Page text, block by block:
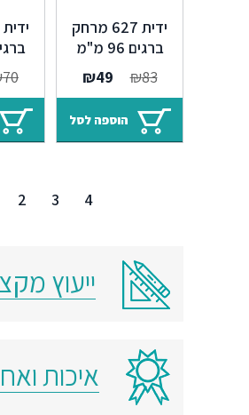
ידית 627 מרחק
ברגים 96 מ"מ
אייבורי וינטג' מוזהב
T5
₪83
המחיר
המקורי
היה:
₪83.
₪49
הנוכחי
הוא:
₪49.
הוספה לסל
70
2 3 4
ייעוץ
איכות